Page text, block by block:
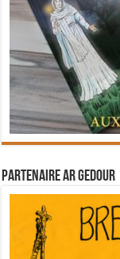
Partenaire Ar Gedour